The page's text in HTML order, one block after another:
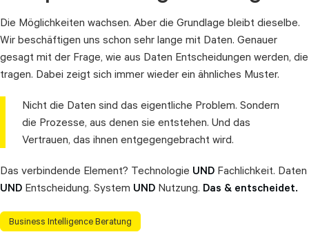
Folge 1: Warum hat sich in der Business
Intelligence alles verändert?
Außer die Qualität, auf der Entscheidungen beruhen?Ein Blick
zurück auf 30 Jahre Datenarbeit, auf Reporting, BI und natürlich
KI. Die Werkzeuge entwickeln sich weiter. Aber warum bleiben
die Entscheidungsprobleme bestehen?
Die Möglichkeiten wachsen. Aber die Grundlage bleibt dieselbe.
Wir beschäftigen uns schon sehr lange mit Daten. Genauer
gesagt mit der Frage, wie aus Daten Entscheidungen werden, die
tragen. Dabei zeigt sich immer wieder ein ähnliches Muster.
Nicht die Daten sind das eigentliche Problem. Sondern
die Prozesse, aus denen sie entstehen. Und das
Vertrauen, das ihnen entgegengebracht wird.
Das verbindende Element? Technologie UND Fachlichkeit. Daten
UND Entscheidung. System UND Nutzung. Das & entscheidet.
Business Intelligence Beratung